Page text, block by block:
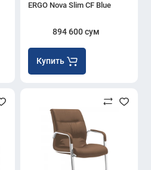
ERGO Nova Slim CF Blue
894 600 сум
Купить